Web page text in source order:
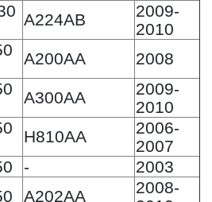
A224AB
2009-
2010
A200AA
2008
A300AA
2009-
2010
H810AA
2006-
2007
-
2003
A202AA
2008-